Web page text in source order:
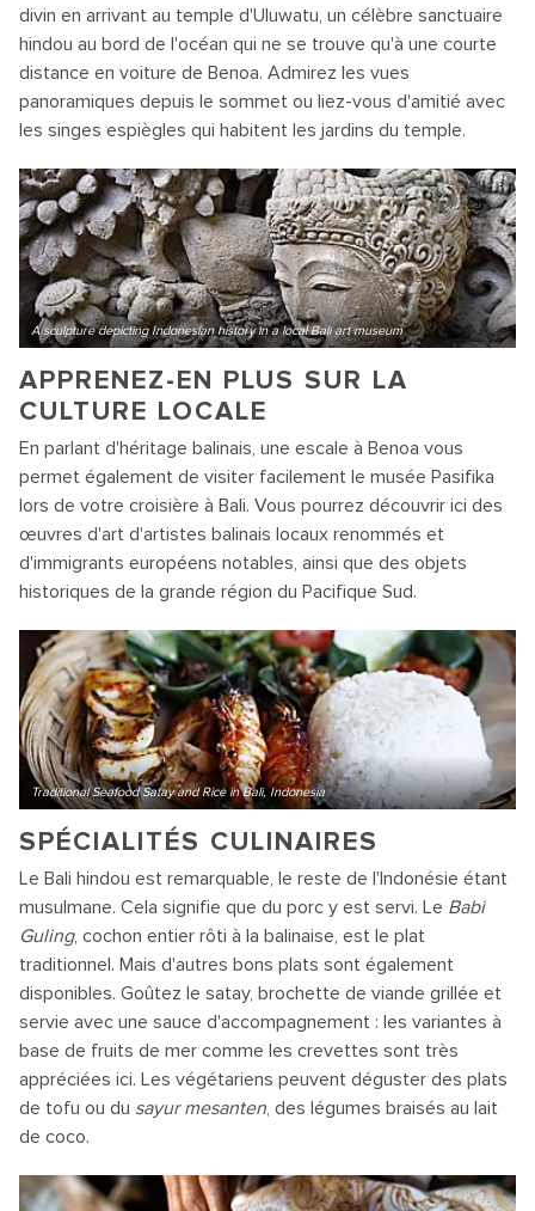
divin en arrivant au temple d'Uluwatu, un célèbre sanctuaire
hindou au bord de l'océan qui ne se trouve qu'à une courte
distance en voiture de Benoa. Admirez les vues
panoramiques depuis le sommet ou liez-vous d'amitié avec
les singes espiègles qui habitent les jardins du temple.
A sculpture depicting Indonesian history in a local Bali art museum
APPRENEZ-EN PLUS SUR LA
CULTURE LOCALE
En parlant d'héritage balinais, une escale à Benoa vous
permet également de visiter facilement le musée Pasifika
lors de votre croisière à Bali. Vous pourrez découvrir ici des
œuvres d'art d'artistes balinais locaux renommés et
d'immigrants européens notables, ainsi que des objets
historiques de la grande région du Pacifique Sud.
Traditional Seafood Satay and Rice in Bali, Indonesia
SPÉCIALITÉS CULINAIRES
Le Bali hindou est remarquable, le reste de l'Indonésie étant
musulmane. Cela signifie que du porc y est servi. Le Babi
Guling, cochon entier rôti à la balinaise, est le plat
traditionnel. Mais d'autres bons plats sont également
disponibles. Goûtez le satay, brochette de viande grillée et
servie avec une sauce d'accompagnement : les variantes à
base de fruits de mer comme les crevettes sont très
appréciées ici. Les végétariens peuvent déguster des plats
de tofu ou du sayur mesanten, des légumes braisés au lait
de coco.